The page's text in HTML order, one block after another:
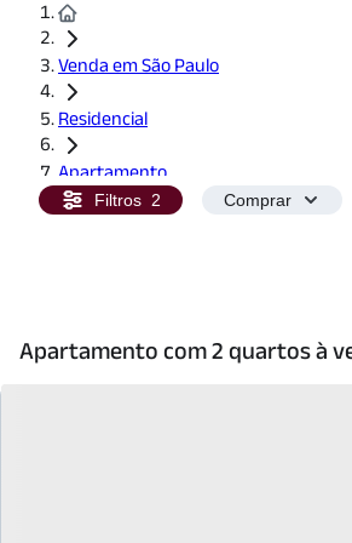
Venda em São Paulo
Residencial
Apartamento
Filtros 2 Comprar
Apartamento com 2 quartos à